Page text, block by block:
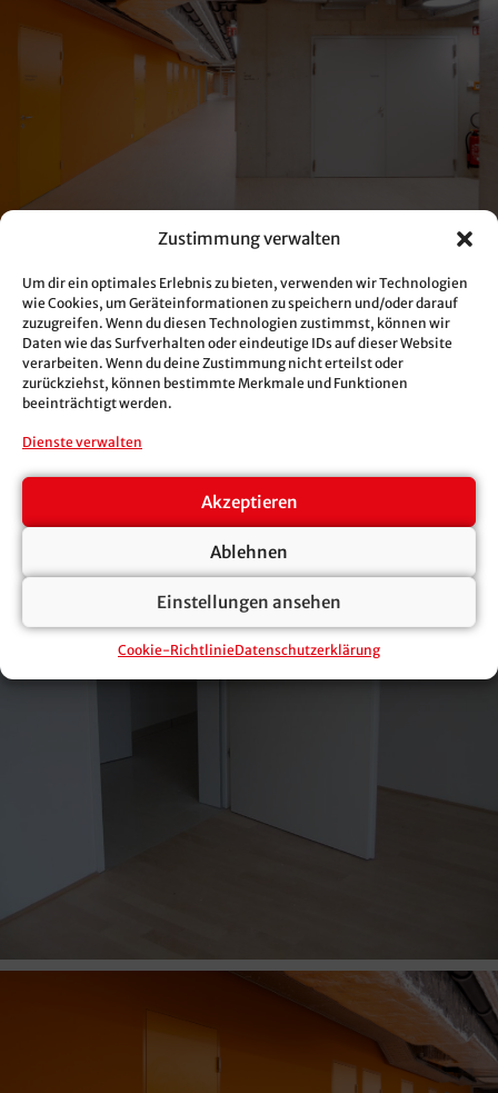
Zustimmung verwalten
Um dir ein optimales Erlebnis zu bieten, verwenden wir Technologien
wie Cookies, um Geräteinformationen zu speichern und/oder darauf
zuzugreifen. Wenn du diesen Technologien zustimmst, können wir
Daten wie das Surfverhalten oder eindeutige IDs auf dieser Website
verarbeiten. Wenn du deine Zustimmung nicht erteilst oder
zurückziehst, können bestimmte Merkmale und Funktionen
beeinträchtigt werden.
Dienste verwalten
Akzeptieren
Ablehnen
Einstellungen ansehen
Cookie-RichtlinieDatenschutzerklärung